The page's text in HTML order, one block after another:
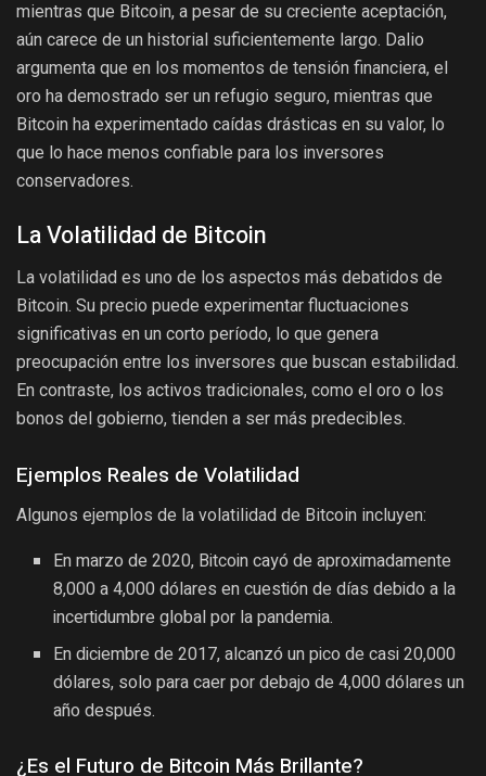
mientras que Bitcoin, a pesar de su creciente aceptación,
aún carece de un historial suficientemente largo. Dalio
argumenta que en los momentos de tensión financiera, el
oro ha demostrado ser un refugio seguro, mientras que
Bitcoin ha experimentado caídas drásticas en su valor, lo
que lo hace menos confiable para los inversores
conservadores.
La Volatilidad de Bitcoin
La volatilidad es uno de los aspectos más debatidos de
Bitcoin. Su precio puede experimentar fluctuaciones
significativas en un corto período, lo que genera
preocupación entre los inversores que buscan estabilidad.
En contraste, los activos tradicionales, como el oro o los
bonos del gobierno, tienden a ser más predecibles.
Ejemplos Reales de Volatilidad
Algunos ejemplos de la volatilidad de Bitcoin incluyen:
En marzo de 2020, Bitcoin cayó de aproximadamente
8,000 a 4,000 dólares en cuestión de días debido a la
incertidumbre global por la pandemia.
En diciembre de 2017, alcanzó un pico de casi 20,000
dólares, solo para caer por debajo de 4,000 dólares un
año después.
¿Es el Futuro de Bitcoin Más Brillante?